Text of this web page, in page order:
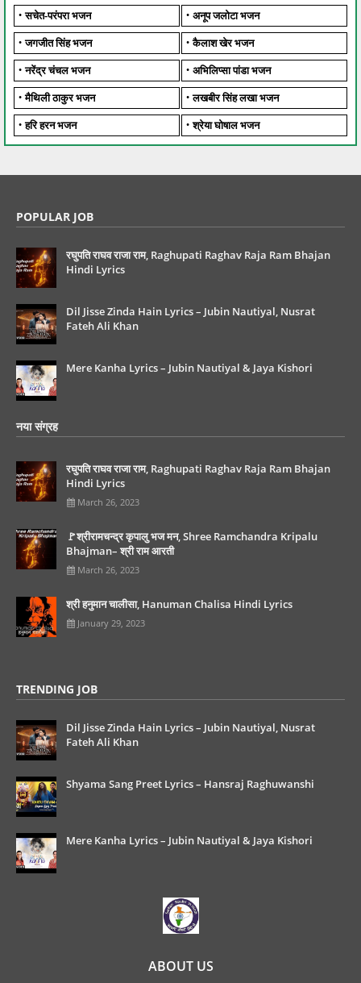
सचेत-परंपरा भजन
अनूप जलोटा भजन
जगजीत सिंह भजन
कैलाश खेर भजन
नरेंद्र चंचल भजन
अभिलिप्सा पांडा भजन
मैथिली ठाकुर भजन
लखबीर सिंह लखा भजन
हरि हरन भजन
श्रेया घोषाल भजन
POPULAR JOB
रघुपति राघव राजा राम, Raghupati Raghav Raja Ram Bhajan
Hindi Lyrics
Dil Jisse Zinda Hain Lyrics – Jubin Nautiyal, Nusrat
Fateh Ali Khan
Mere Kanha Lyrics – Jubin Nautiyal & Jaya Kishori
नया संग्रह
रघुपति राघव राजा राम, Raghupati Raghav Raja Ram Bhajan
Hindi Lyrics
March 26, 2023
🚩श्रीरामचन्द्र कृपालु भज मन, Shree Ramchandra Kripalu
Bhajman– श्री राम आरती
March 26, 2023
श्री हनुमान चालीसा, Hanuman Chalisa Hindi Lyrics
January 29, 2023
TRENDING JOB
Dil Jisse Zinda Hain Lyrics – Jubin Nautiyal, Nusrat
Fateh Ali Khan
Shyama Sang Preet Lyrics – Hansraj Raghuwanshi
Mere Kanha Lyrics – Jubin Nautiyal & Jaya Kishori
ABOUT US